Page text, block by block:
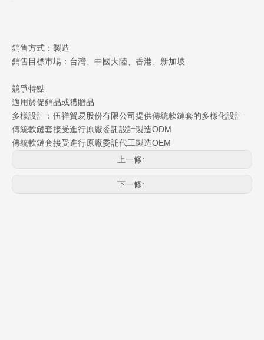
銷售方式：製造
銷售目標市場：台灣、中國大陸、香港、新加坡
競爭特點
適用於促銷品或禮贈品
多樣設計：伍祥貿易股份有限公司提供傳統軟鏈套的多樣化設計
傳統軟鏈套接受進行原廠委託設計製造ODM
傳統軟鏈套接受進行原廠委託代工製造OEM
上一條:
下一條: